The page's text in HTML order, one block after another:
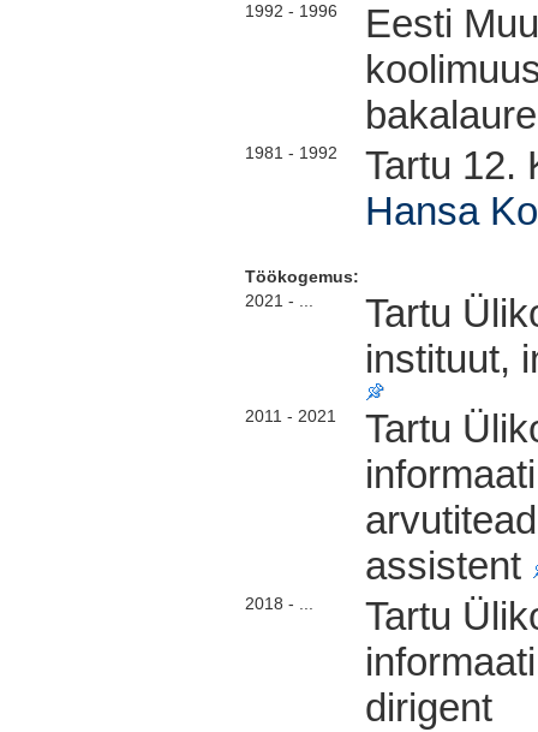
1992 - 1996
Eesti
1981 - 1992
Tartu 12.
Hansa
Töökogemus:
2021 - ...
Tartu
instituut,
2011 - 2021
Tartu
assistent
2018 - ...
Tartu
dirigent